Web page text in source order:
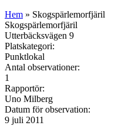
Hem » Skogspärlemorfjäril
Skogspärlemorfjäril
Utterbäcksvägen 9
Platskategori:
Punktlokal
Antal observationer:
1
Rapportör:
Uno Milberg
Datum för observation:
9 juli 2011